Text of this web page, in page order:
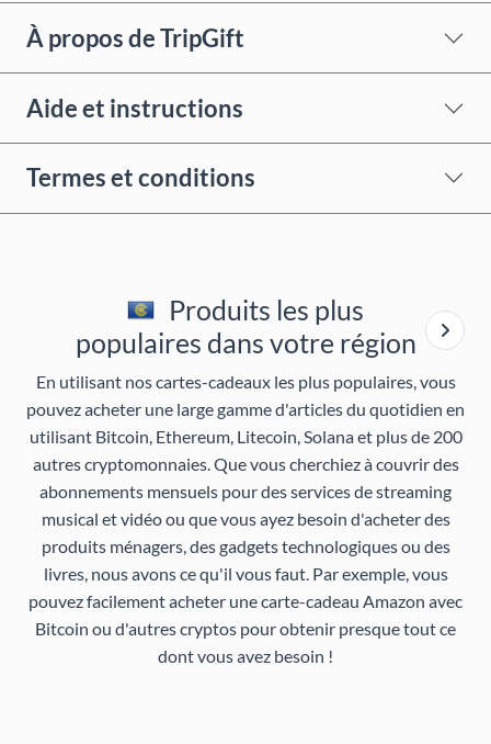
À propos de TripGift
Aide et instructions
Termes et conditions
Produits les plus
populaires dans votre région
En utilisant nos cartes-cadeaux les plus populaires, vous
pouvez acheter une large gamme d'articles du quotidien en
utilisant Bitcoin, Ethereum, Litecoin, Solana et plus de 200
autres cryptomonnaies. Que vous cherchiez à couvrir des
abonnements mensuels pour des services de streaming
musical et vidéo ou que vous ayez besoin d'acheter des
produits ménagers, des gadgets technologiques ou des
livres, nous avons ce qu'il vous faut. Par exemple, vous
pouvez facilement acheter une carte-cadeau Amazon avec
Bitcoin ou d'autres cryptos pour obtenir presque tout ce
dont vous avez besoin !